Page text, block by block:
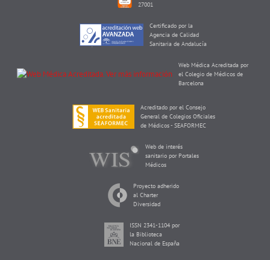
27001
Certificado por la
Agencia de Calidad
Sanitaria de Andalucía
Web Médica Acreditada por
el Colegio de Médicos de
Barcelona
Acreditado por el Consejo
General de Colegios Oficiales
de Médicos - SEAFORMEC
Web de interés
sanitario por Portales
Médicos
Proyecto adherido
al Charter
Diversidad
ISSN 2341-1104 por
la Biblioteca
Nacional de España